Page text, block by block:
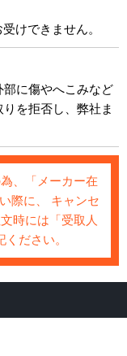
けできません。
に傷やへこみなど
を拒否し、弊社ま
、「メーカー在
際に、 キャンセ
時には「受取人
ださい。